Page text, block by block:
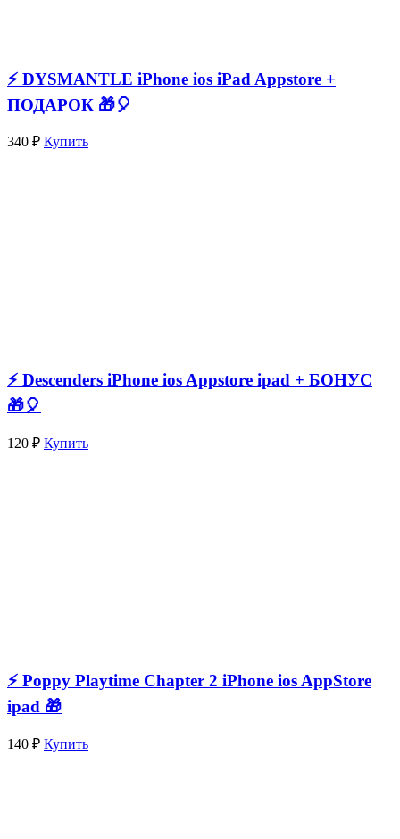
⚡️ DYSMANTLE iPhone ios iPad Appstore +
ПОДАРОК 🎁🎈
340 ₽ Купить
⚡️ Descenders iPhone ios Appstore ipad + БОНУС
🎁🎈
120 ₽ Купить
⚡️ Poppy Playtime Chapter 2 iPhone ios AppStore
ipad 🎁
140 ₽ Купить